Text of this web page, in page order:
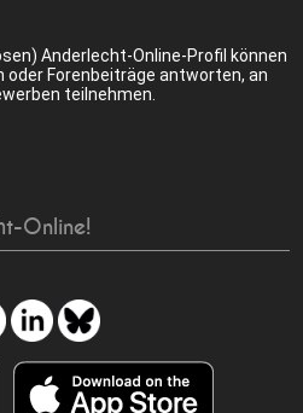
Anderlecht-Online-Profil können
oder Forenbeiträge antworten, an
teilnehmen.
Online!